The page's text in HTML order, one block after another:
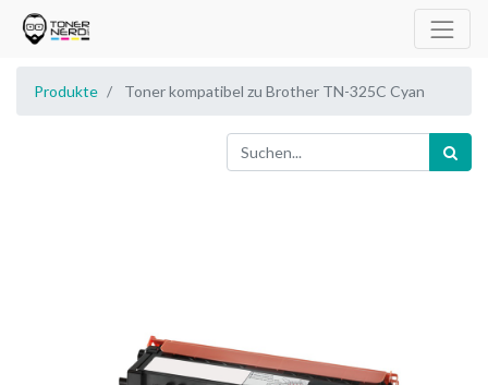
Produkte Toner kompatibel zu Brother TN-325C Cyan